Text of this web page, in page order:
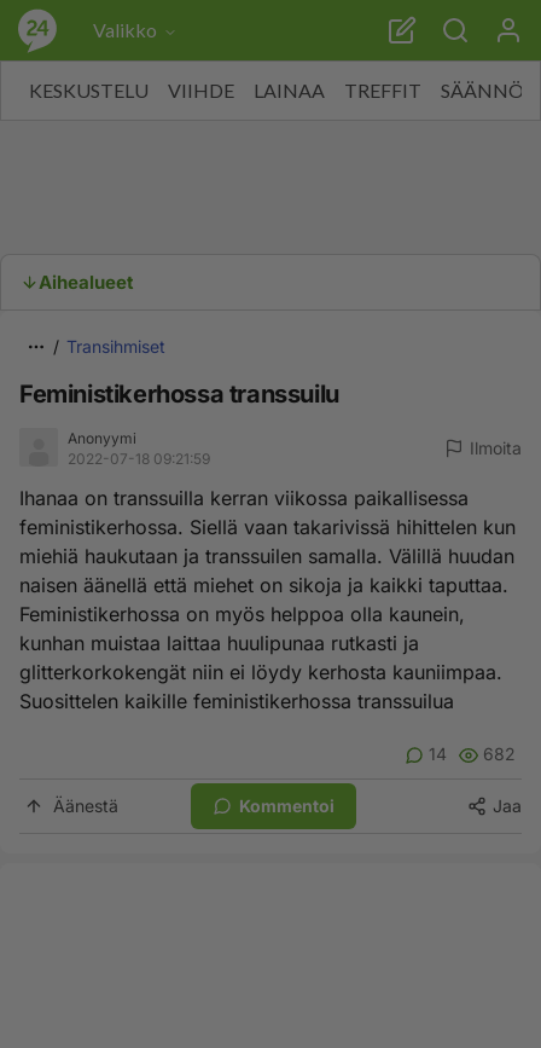
Valikko
KESKUSTELU VIIHDE LAINAA TREFFIT SÄÄNNÖT
Aihealueet
Transihmiset
Feministikerhossa transsuilu
Anonyymi
2022-07-18 09:21:59
Ilmoita
Ihanaa on transsuilla kerran viikossa paikallisessa
feministikerhossa. Siellä vaan takarivissä hihittelen kun
miehiä haukutaan ja transsuilen samalla. Välillä huudan
naisen äänellä että miehet on sikoja ja kaikki taputtaa.
Feministikerhossa on myös helppoa olla kaunein,
kunhan muistaa laittaa huulipunaa rutkasti ja
glitterkorkokengät niin ei löydy kerhosta kauniimpaa.
Suosittelen kaikille feministikerhossa transsuilua
14 682
Äänestä Kommentoi Jaa